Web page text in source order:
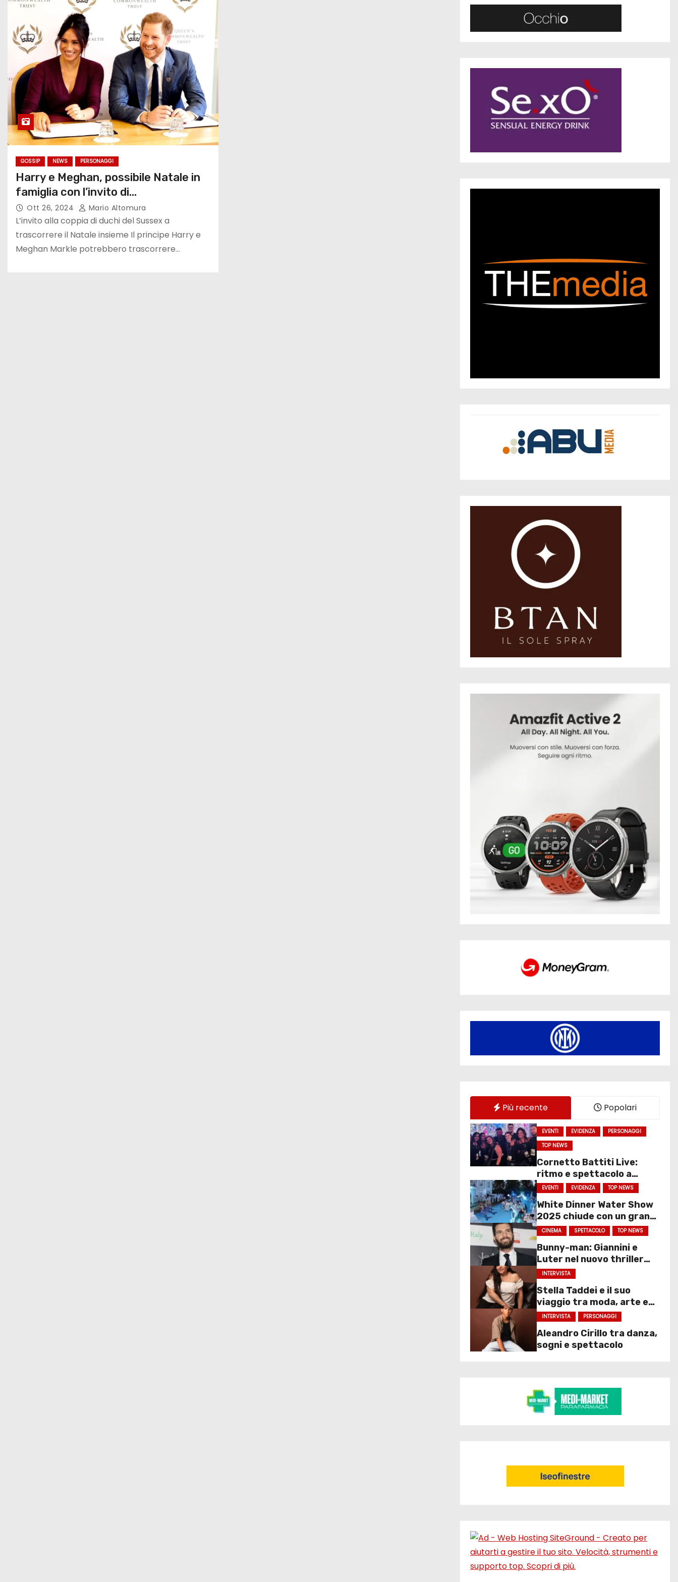
GOSSIP NEWS PERSONAGGI
Harry e Meghan, possibile Natale in
famiglia con l’invito di…
Ott 26, 2024 Mario Altomura
L’invito alla coppia di duchi del Sussex a
trascorrere il Natale insieme Il principe Harry e
Meghan Markle potrebbero trascorrere…
Più recente Popolari
EVENTI EVIDENZA
PERSONAGGI
TOP NEWS
Cornetto Battiti Live:
ritmo e spettacolo a
Molfetta
EVENTI EVIDENZA TOP NEWS
White Dinner Water Show
2025 chiude con un gran
finale
CINEMA SPETTACOLO TOP NEWS
Bunny-man: Giannini e
Luter nel nuovo thriller
sociale
INTERVISTA
Stella Taddei e il suo
viaggio tra moda, arte e
spettacolo
INTERVISTA PERSONAGGI
Aleandro Cirillo tra danza,
sogni e spettacolo